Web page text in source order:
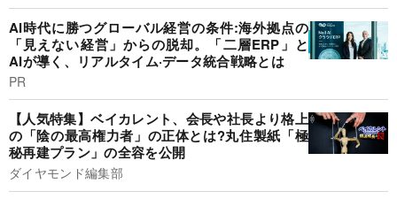
AI時代に勝つグローバル経営の条件:海外拠点の
「見えない経営」からの脱却。「二層ERP」と
AIが導く、リアルタイム·データ統合戦略とは
PR
【人気特集】ベイカレント、会長や社長より格上
の「陰の最高権力者」の正体とは?丸住製紙「極
秘再建プラン」の全容を公開
ダイヤモンド編集部